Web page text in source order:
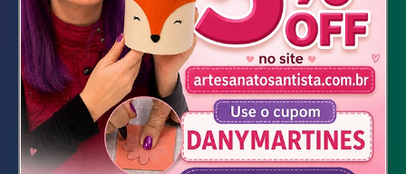
Detergente incolor
Pincel Macio
Papel adesivado transparente (contact)
Palito de unha